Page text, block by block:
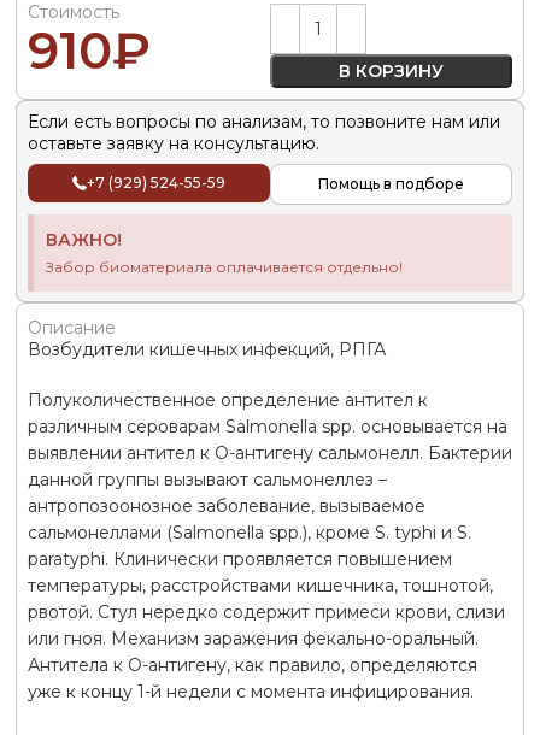
Стоимость
910₽ В КОРЗИНУ
Alternative:
Если есть вопросы по анализам, то позвоните нам или
оставьте заявку на консультацию.
+7 (929) 524-55-59 Помощь в подборе
ВАЖНО!
Забор биоматериала оплачивается отдельно!
Описание
Возбудители кишечных инфекций, РПГА
Полуколичественное определение антител к
различным сероварам Salmonella spp. основывается на
выявлении антител к О-антигену сальмонелл. Бактерии
данной группы вызывают сальмонеллез –
антропозоонозное заболевание, вызываемое
сальмонеллами (Salmonella spp.), кроме S. typhi и S.
paratyphi. Клинически проявляется повышением
температуры, расстройствами кишечника, тошнотой,
рвотой. Стул нередко содержит примеси крови, слизи
или гноя. Механизм заражения фекально-оральный.
Антитела к О-антигену, как правило, определяются
уже к концу 1-й недели с момента инфицирования.